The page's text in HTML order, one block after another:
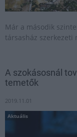
Már a második
társasház szerkezeti
A szokásosnál
temetők
2019.11.01
Aktuális